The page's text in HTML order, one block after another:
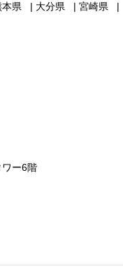
本県 大分県
宮崎県
ー6階